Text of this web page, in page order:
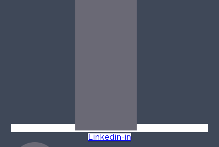
Linkedin-in